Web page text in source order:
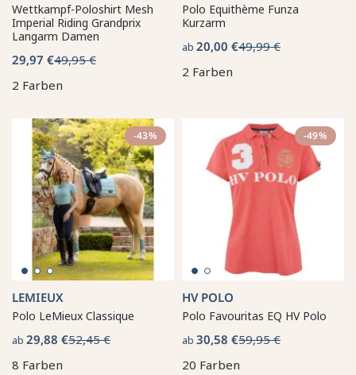
Wettkampf-Poloshirt Mesh
Imperial Riding Grandprix
Langarm Damen
29,97 €49,95 €
2 Farben
Polo Equithème Funza
Kurzarm
ab 20,00 €49,99 €
2 Farben
-43%
LEMIEUX
Polo LeMieux Classique
ab 29,88 €52,45 €
8 Farben
-49%
HV POLO
Polo Favouritas EQ HV Polo
ab 30,58 €59,95 €
20 Farben